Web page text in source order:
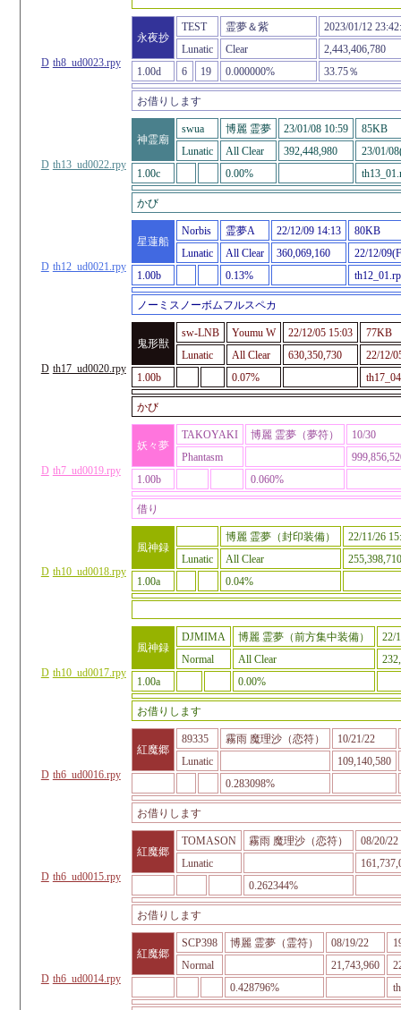
D th8_ud0023.rpy
永夜抄
TEST 霊夢＆紫
2023/01/12
Lunatic
Clear
2,443,406,780
1.00d
6 19 0.000000% 33.75％
お借りします
D th13_ud0022.rpy
神霊廟
swua 博麗 霊夢 23/01/08 10:59
85KB
Lunatic
All Clear 392,448,980
23/01/
1.00c
0.00%
かび
D th12_ud0021.rpy
星蓮船
Norbis 霊夢A 22/12/09 14:13
80KB
Lunatic
All Clear 360,069,160
22/12/
1.00b
0.13%
ノーミスノーボムフルスペカ
D th17_ud0020.rpy
鬼形獣
sw-LNB Youmu W 22/12/05 15:03
77KB
Lunatic
All Clear 630,350,730
22/12/
1.00b
0.07%
かび
D th7_ud0019.rpy
妖々夢
TAKOYAKI 博麗 霊夢（夢符）
10/30
Phantasm
1.00b
0.060%
借り
D th10_ud0018.rpy
風神録
博麗 霊夢（封印装備）
22/11/26
Lunatic
All Clear
255,398,710
1.00a
0.04%
D th10_ud0017.rpy
風神録
DJMIMA 博麗 霊夢（前方集中装備）
22/
Normal
All Clear
1.00a
0.00%
お借りします
D th6_ud0016.rpy
紅魔郷
89335 霧雨 魔理沙（恋符）
10/21/22
Lunatic
109,140,580
0.283098%
お借りします
D th6_ud0015.rpy
紅魔郷
TOMASON 霧雨 魔理沙（恋符）
08/20/22
Lunatic
0.262344%
お借りします
D th6_ud0014.rpy
紅魔郷
SCP398 博麗 霊夢（霊符） 08/19/22
Normal
21,743,960
0.428796%